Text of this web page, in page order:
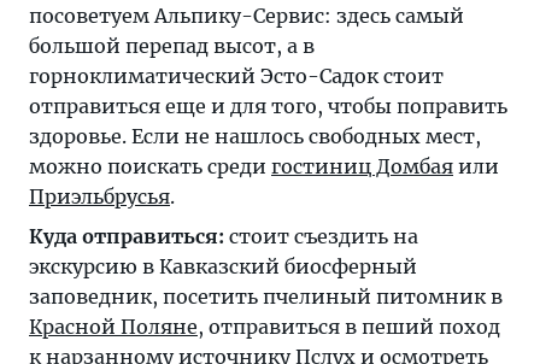
посоветуем Альпику-Сервис: здесь самый
большой перепад высот, а в
горноклиматический Эсто-Садок стоит
отправиться еще и для того, чтобы поправить
здоровье. Если не нашлось свободных мест,
можно поискать среди гостиниц Домбая или
Приэльбрусья.
Куда отправиться: стоит съездить на
экскурсию в Кавказский биосферный
заповедник, посетить пчелиный питомник в
Красной Поляне, отправиться в пеший поход
к нарзанному источнику Пслух и осмотреть